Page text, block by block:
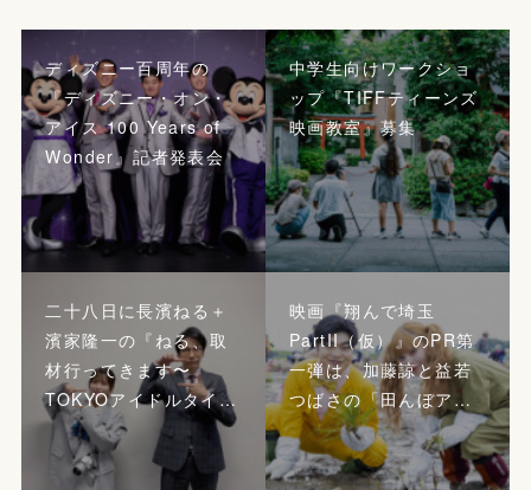
ディズニー百周年の
『ディズニー・オン・
アイス 100 Years of
Wonder』記者発表会
中学生向けワークショ
ップ『TIFFティーンズ
映画教室』募集
二十八日に長濱ねる＋
濱家隆一の『ねる、取
材行ってきます〜
TOKYOアイドルタイ…
映画『翔んで埼玉
PartII（仮）』のPR第
一弾は、加藤諒と益若
つばさの「田んぼア…